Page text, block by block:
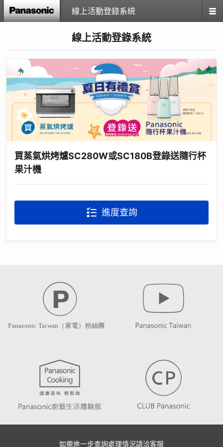
線上活動登錄系統
線上活動登錄系統
買蒸氣烘烤爐SC280W或SC180B登錄送隨行杯
果汁機
進度查詢
如需進一步查詢處理情況請洽客服